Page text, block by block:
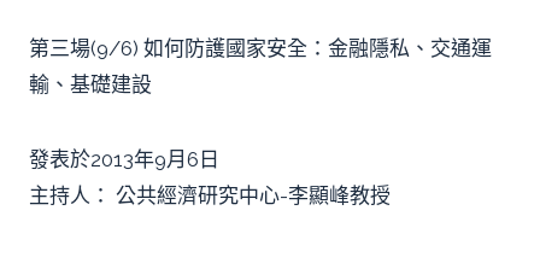
第三場(9/6) 如何防護國家安全：金融隱私、交通運
輸、基礎建設
發表於2013年9月6日
主持人： 公共經濟研究中心-李顯峰教授